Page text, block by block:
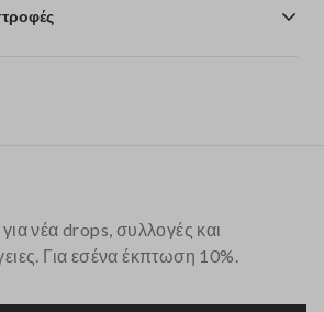
νέα drops, συλλογές και
Για εσένα έκπτωση 10%.